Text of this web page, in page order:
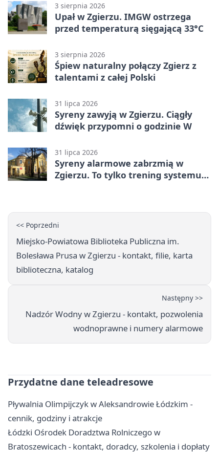
3 sierpnia 2026
Upał w Zgierzu. IMGW ostrzega
przed temperaturą sięgającą 33°C
3 sierpnia 2026
Śpiew naturalny połączy Zgierz z
talentami z całej Polski
31 lipca 2026
Syreny zawyją w Zgierzu. Ciągły
dźwięk przypomni o godzinie W
31 lipca 2026
Syreny alarmowe zabrzmią w
Zgierzu. To tylko trening systemu
<< Poprzedni
Miejsko-Powiatowa Biblioteka Publiczna im.
Bolesława Prusa w Zgierzu - kontakt, filie, karta
biblioteczna, katalog
Następny >>
Nadzór Wodny w Zgierzu - kontakt, pozwolenia
wodnoprawne i numery alarmowe
Przydatne dane teleadresowe
Pływalnia Olimpijczyk w Aleksandrowie Łódzkim -
cennik, godziny i atrakcje
Łódzki Ośrodek Doradztwa Rolniczego w
Bratoszewicach - kontakt, doradcy, szkolenia i dopłaty